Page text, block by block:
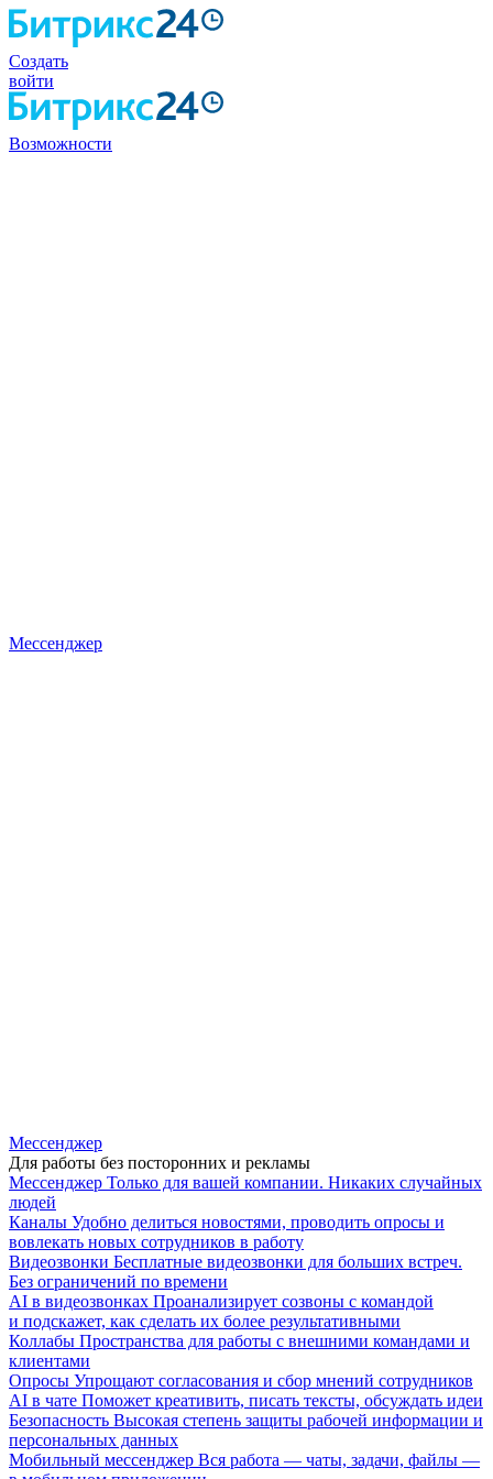
Создать
войти
Возможности
Мессенджер
Мессенджер
Для работы без посторонних и рекламы
Мессенджер Только для вашей компании. Никаких случайных
людей
Каналы Удобно делиться новостями, проводить опросы и
вовлекать новых сотрудников в работу
Видеозвонки Бесплатные видеозвонки для больших встреч.
Без ограничений по времени
AI в видеозвонках Проанализирует созвоны с командой
и подскажет, как сделать их более результативными
Коллабы Пространства для работы с внешними командами и
клиентами
Опросы Упрощают согласования и сбор мнений сотрудников
AI в чате Поможет креативить, писать тексты, обсуждать идеи
Безопасность Высокая степень защиты рабочей информации и
персональных данных
Мобильный мессенджер Вся работа — чаты, задачи, файлы —